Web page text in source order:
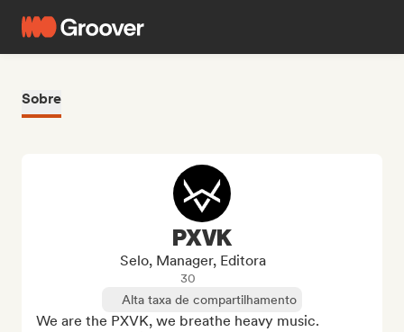
Sobre
PXVK
Selo, Manager, Editora
30
Alta taxa de compartilhamento
We are the PXVK, we breathe heavy music.